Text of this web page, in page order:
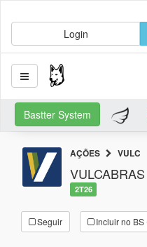
Login
Bastter System
AÇÕES VULC
VULCABRAS
2T26
Seguir Incluir no BS